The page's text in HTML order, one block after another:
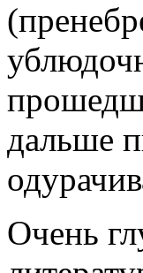
дальше
Очень